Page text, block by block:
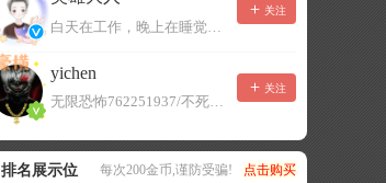
白天在工作，晚上在睡觉，有事可以留言，不一定能及时回复！
关注
yichen
无限恐怖762251937/不死者末日1080207504
关注
排名展示位 每次200金币,谨防受骗! 点击购买